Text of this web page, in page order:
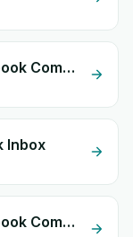
DHD Livraison + Facebook Comments
Inbox
DHD Livraison + Facebook Commerce